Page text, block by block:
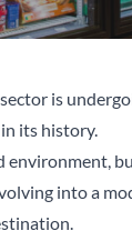
is
its history.
environment,
into a